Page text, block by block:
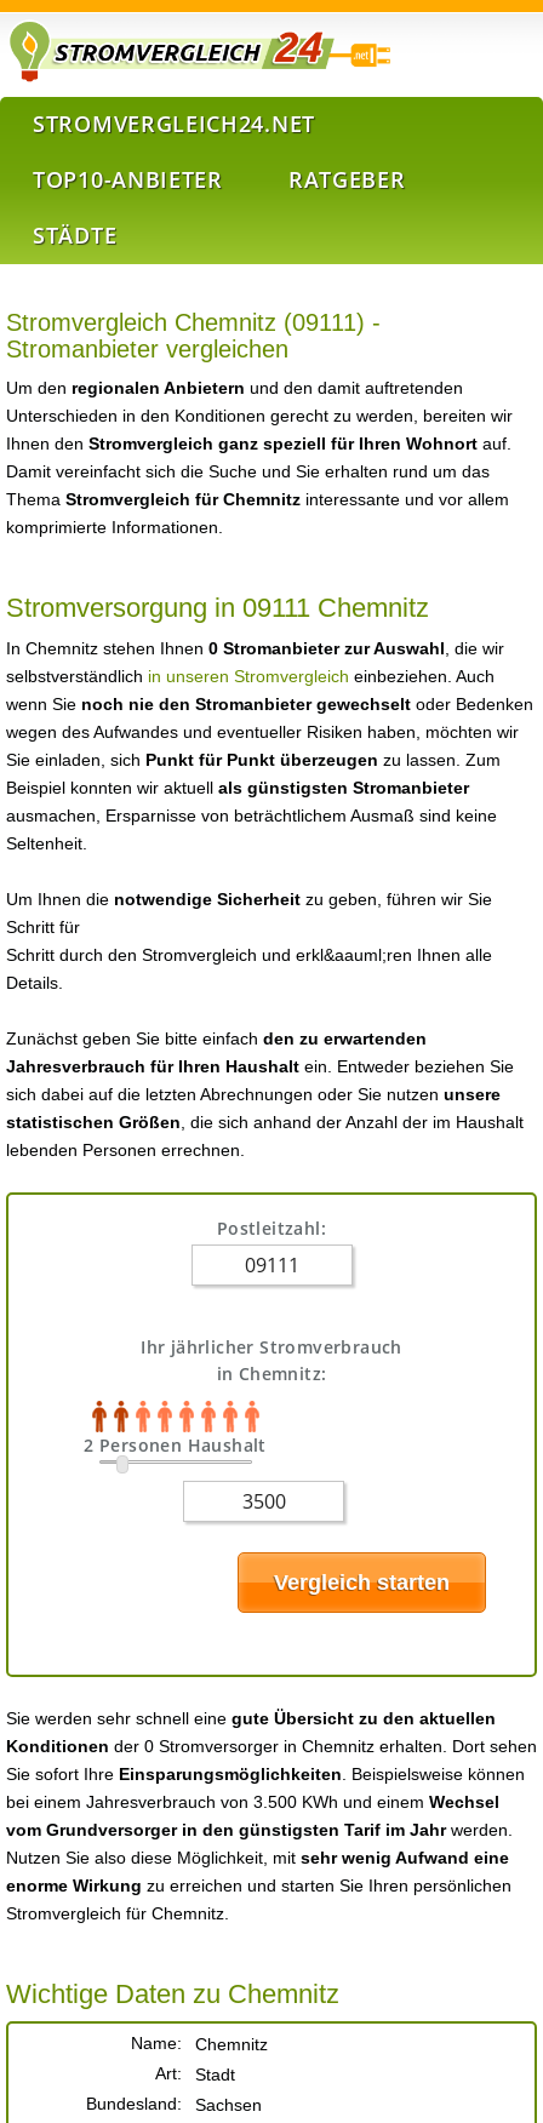
STROMVERGLEICH24.NET
TOP10-ANBIETER
RATGEBER
STÄDTE
Stromvergleich Chemnitz (09111) -
Stromanbieter vergleichen
Um den regionalen Anbietern und den damit auftretenden
Unterschieden in den Konditionen gerecht zu werden, bereiten wir
Ihnen den Stromvergleich ganz speziell für Ihren Wohnort auf.
Damit vereinfacht sich die Suche und Sie erhalten rund um das
Thema Stromvergleich für Chemnitz interessante und vor allem
komprimierte Informationen.
Stromversorgung in 09111 Chemnitz
In Chemnitz stehen Ihnen 0 Stromanbieter zur Auswahl , die wir
selbstverständlich in unseren Stromvergleich einbeziehen. Auch
wenn Sie noch nie den Stromanbieter gewechselt oder Bedenken
wegen des Aufwandes und eventueller Risiken haben, möchten wir
Sie einladen, sich Punkt für Punkt überzeugen zu lassen. Zum
Beispiel konnten wir aktuell als günstigsten Stromanbieter
ausmachen, Ersparnisse von beträchtlichem Ausmaß sind keine
Seltenheit.
Um Ihnen die notwendige Sicherheit zu geben, führen wir Sie
Schritt für
Schritt durch den Stromvergleich und erkl&aauml;ren Ihnen alle
Details.
Zunächst geben Sie bitte einfach den zu erwartenden
Jahresverbrauch für Ihren Haushalt ein. Entweder beziehen Sie
sich dabei auf die letzten Abrechnungen oder Sie nutzen unsere
statistischen Größen , die sich anhand der Anzahl der im Haushalt
lebenden Personen errechnen.
Postleitzahl:
Ihr jährlicher Stromverbrauch
in Chemnitz:
2 Personen Haushalt
Sie werden sehr schnell eine gute Übersicht zu den aktuellen
Konditionen der 0 Stromversorger in Chemnitz erhalten. Dort sehen
Sie sofort Ihre Einsparungsmöglichkeiten . Beispielsweise können
bei einem Jahresverbrauch von 3.500 KWh und einem Wechsel
vom Grundversorger in den günstigsten Tarif im Jahrwerden.
Nutzen Sie also diese Möglichkeit, mit sehr wenig Aufwand eine
enorme Wirkung zu erreichen und starten Sie Ihren persönlichen
Stromvergleich für Chemnitz.
Wichtige Daten zu Chemnitz
Name:
Chemnitz
Art:
Stadt
Bundesland:
Sachsen